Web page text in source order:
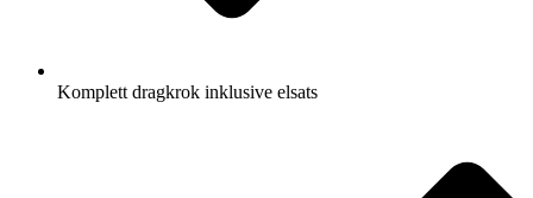
Komplett dragkrok inklusive elsats